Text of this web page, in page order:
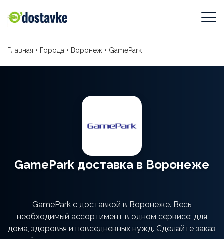
Главная • Города • Воронеж • GamePark
GamePark доставка в Воронеже
GamePark с доставкой в Воронеже. Весь
необходимый ассортимент в одном сервисе: для
дома, здоровья и повседневных нужд. Сделайте заказ